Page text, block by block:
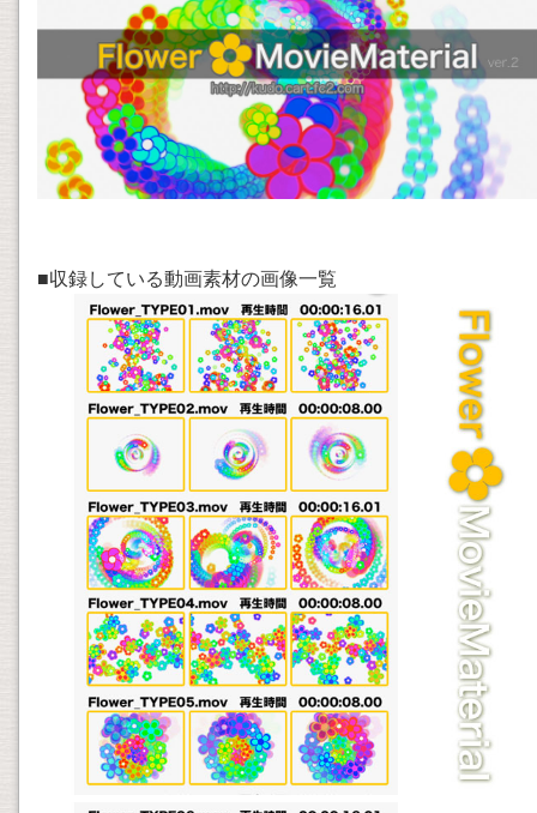
■収録している動画素材の画像一覧